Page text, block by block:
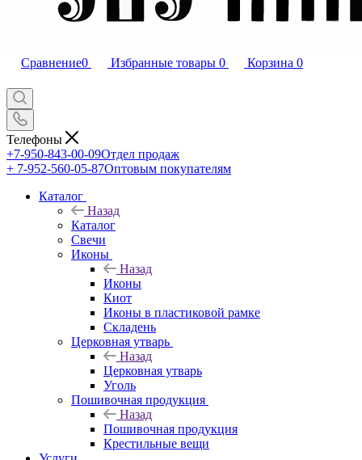
Сравнение0 Избранные товары 0 Корзина 0
Телефоны
+7-950-843-00-09Отдел продаж
+ 7-952-560-05-87Оптовым покупателям
Каталог
Назад
Каталог
Свечи
Иконы
Назад
Иконы
Киот
Иконы в пластиковой рамке
Складень
Церковная утварь
Назад
Церковная утварь
Уголь
Пошивочная продукция
Назад
Пошивочная продукция
Крестильные вещи